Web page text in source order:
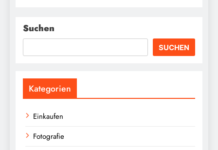
Suchen
SUCHEN
Kategorien
Einkaufen
Fotografie